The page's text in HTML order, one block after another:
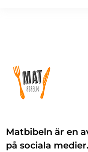
Matbibeln är en
på sociala medier.